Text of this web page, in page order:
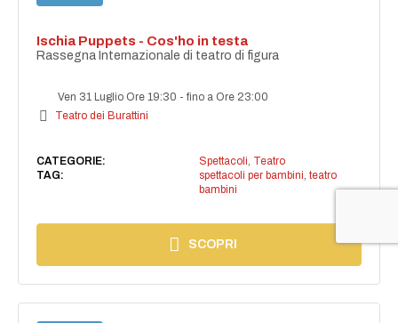
Ischia Puppets - Cos'ho in testa
Rassegna Internazionale di teatro di figura
Ven 31 Luglio Ore 19:30 -fino a Ore 23:00
Teatro dei Burattini
CATEGORIE: Spettacoli, Teatro
TAG:
spettacoli per bambini, teatro
bambini
SCOPRI